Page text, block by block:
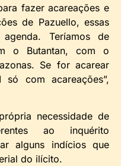
fazer acareações e
de Pazuello, essas
Teríamos de
o Butantan, com o
Se for acarear
com acareações”,
necessidade de
ao inquérito
alguns indícios que
do ilícito.